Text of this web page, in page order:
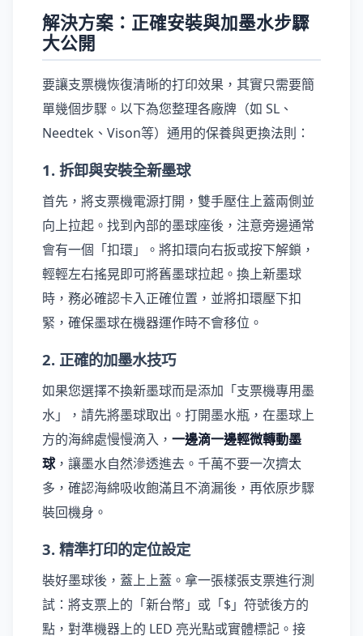
解決方案：正確安裝與加墨水步驟
大公開
要讓支票機恢復清晰的打印效果，其實只需要簡
單幾個步驟。以下為您整理各廠牌（如 SL、
Needtek、Vison等）通用的保養與更換法則：
1. 拆卸與安裝全新墨球
首先，將支票機電源打開，雙手壓住上蓋兩側並
向上拉起。找到內部的墨球座後，注意旁邊通常
會有一個「扣環」。將扣環向右扳或按下解鎖，
輕輕左右搖晃即可將舊墨球拉起。換上新墨球
時，務必確認卡入正確位置，並將扣環壓下扣
緊，確保墨球在機器運作時不會移位。
2. 正確的加墨水技巧
如果您選擇不換新墨球而是添加「支票機專用墨
水」，請先將墨球取出。打開墨水瓶，在墨球上
方的海綿處慢慢滴入， 一邊滴一邊輕微轉動墨
球，讓墨水自然滲透進去。千萬不要一次擠太
多，確認海綿吸收飽滿且不滴漏後，再依原步驟
裝回機身。
3. 精準打印的定位設定
裝好墨球後，蓋上上蓋。拿一張樣張支票進行測
試：將支票上的「新台幣」或「$」符號後方的
點，對準機器上的 LED 亮光點或實體標記。接